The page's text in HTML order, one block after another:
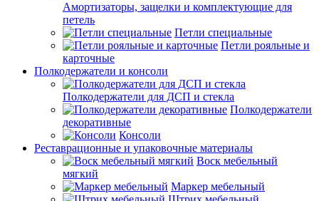
Амортизаторы, защелки и комплектующие для
петель
Петли специальные
Петли рояльные и
карточные
Полкодержатели и консоли
Полкодержатели для ДСП и стекла
Полкодержатели
декоративные
Консоли
Реставрационные и упаковочные материалы
Воск мебельный
мягкий
Маркер мебельный